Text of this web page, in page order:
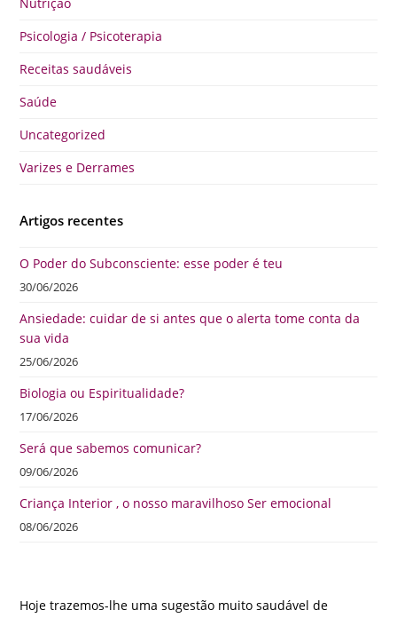
Psicologia / Psicoterapia
Receitas saudáveis
Saúde
Uncategorized
Varizes e Derrames
Artigos recentes
O Poder do Subconsciente: esse poder é teu
30/06/2026
Ansiedade: cuidar de si antes que o alerta tome conta da
sua vida
25/06/2026
Biologia ou Espiritualidade?
17/06/2026
Será que sabemos comunicar?
09/06/2026
Criança Interior , o nosso maravilhoso Ser emocional
08/06/2026
Hoje trazemos-lhe uma sugestão muito saudável de